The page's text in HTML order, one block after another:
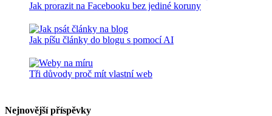
Jak prorazit na Facebooku bez jediné koruny
Jak píšu články do blogu s pomocí AI
Tři důvody proč mít vlastní web
Nejnovější příspěvky